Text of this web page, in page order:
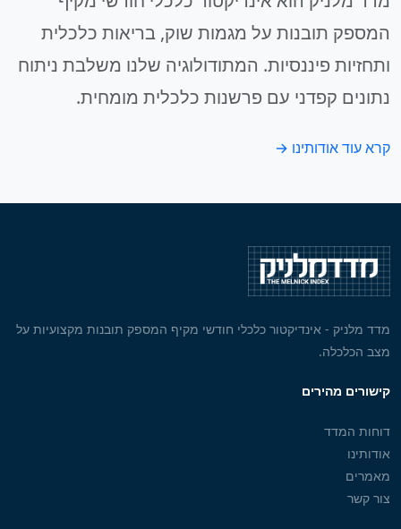
המספק תובנות על מגמות שוק, בריאות כלכלית
ותחזיות פיננסיות. המתודולוגיה שלנו משלבת ניתוח
נתונים קפדני עם פרשנות כלכלית מומחית.
קרא עוד אודותינו →
מדד מלניק - אינדיקטור כלכלי חודשי מקיף המספק תובנות מקצועיות על
מצב הכלכלה.
קישורים מהירים
דוחות המדד
אודותינו
מאמרים
צור קשר